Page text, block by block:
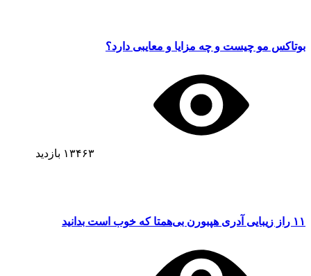
بوتاکس مو چیست و چه مزایا و معایبی دارد؟
۱۳۴۶۳ بازدید
۱۱ راز زیبایی آدری هپبورن بی‌همتا که خوب است بدانید